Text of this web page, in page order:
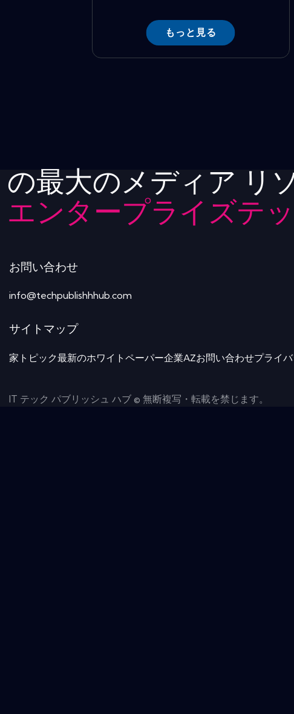
もっと見る
の最大のメディア リ
エンタープライズテ
お問い合わせ
info@techpublishhhub.com
サイトマップ
家 トピック最新のホワイトペーパー企業AZお問い合わせプライ
IT テック パブリッシュ ハブ © 無断複写・転載を禁じます。